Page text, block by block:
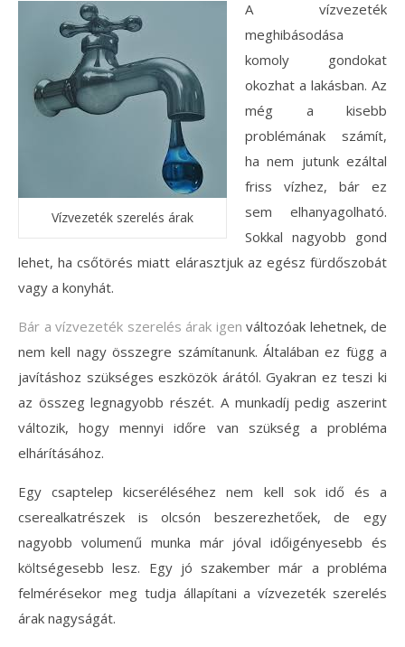
Vízvezeték szerelés árak
A vízvezeték
meghibásodása
komoly gondokat
okozhat a lakásban. Az
még a kisebb
problémának számít,
ha nem jutunk ezáltal
friss vízhez, bár ez
sem elhanyagolható.
Sokkal nagyobb gond
lehet, ha csőtörés miatt elárasztjuk az egész fürdőszobát
vagy a konyhát.
Bár a vízvezeték szerelés árak igen változóak lehetnek, de
nem kell nagy összegre számítanunk. Általában ez függ a
javításhoz szükséges eszközök árától. Gyakran ez teszi ki
az összeg legnagyobb részét. A munkadíj pedig aszerint
változik, hogy mennyi időre van szükség a probléma
elhárításához.
Egy csaptelep kicseréléséhez nem kell sok idő és a
cserealkatrészek is olcsón beszerezhetőek, de egy
nagyobb volumenű munka már jóval időigényesebb és
költségesebb lesz. Egy jó szakember már a probléma
felmérésekor meg tudja állapítani a vízvezeték szerelés
árak nagyságát.